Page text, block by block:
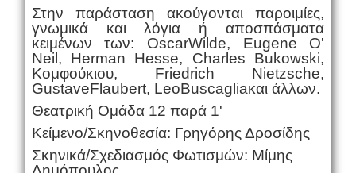
Στην παράσταση ακούγονται παροιμίες,
γνωμικά και λόγια ή αποσπάσματα
κειμένων των: OscarWilde, Eugene O'
Neil, Herman Hesse, Charles Bukowski,
Κομφούκιου, Friedrich Nietzsche,
GustaveFlaubert, LeoBuscagliaκαι άλλων.
Θεατρική Ομάδα 12 παρά 1'
Κείμενο/Σκηνοθεσία: Γρηγόρης Δροσίδης
Σκηνικά/Σχεδιασμός Φωτισμών: Μίμης